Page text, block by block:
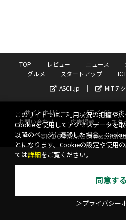
TOP レビュー ニュース
グルメ
スタートアップ ICT
ASCII.jp
MITテ
サイトポリシー プライバシーポ
お問い合わせ
広告掲載 スタ
©KADOKAWA ASCII Research
このサイトでは、利用状況の把握や広
Cookieを使用してアクセスデータを
以降のページに遷移した場合、
とになります。Cookieの設定や使用
ては詳細 をご覧ください。
同意する
＞プライバシー